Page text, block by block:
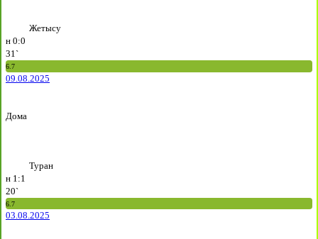
Жетысу
н 0:0
31`
6.7
09.08.2025
Дома
Туран
н 1:1
20`
6.7
03.08.2025